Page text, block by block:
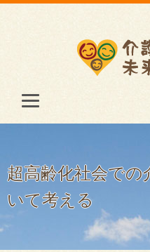
超高齢化社会での
いて考える